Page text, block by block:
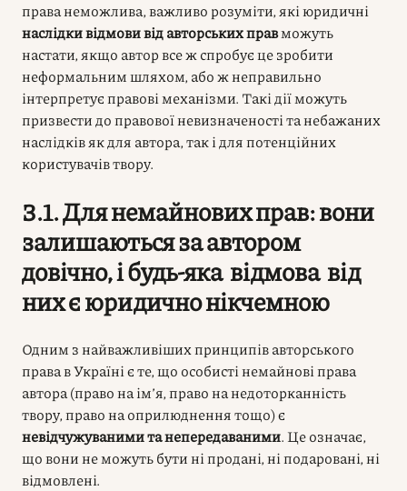
права неможлива, важливо розуміти, які юридичні
наслідки відмови від авторських правможуть
настати, якщо автор все ж спробує це зробити
неформальним шляхом, або ж неправильно
інтерпретує правові механізми. Такі дії можуть
призвести до правової невизначеності та небажаних
наслідків як для автора, так і для потенційних
користувачів твору.
3.1. Для немайнових прав: вони
залишаються за автором
довічно, і будь-яка відмова від
них є юридично нікчемною
Одним з найважливіших принципів авторського
права в Україні є те, що особисті немайнові права
автора (право на ім’я, право на недоторканність
твору, право на оприлюднення тощо) є
невідчужуваними та непередаваними. Це означає,
що вони не можуть бути ні продані, ні подаровані, ні
відмовлені.